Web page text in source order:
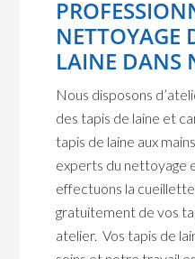
NETTOYAGE
LAINE DANS
Nous disposons
des tapis de laine et
tapis de laine aux
experts du nettoyage
effectuons la
gratuitement de vos
atelier. Vos tapis de